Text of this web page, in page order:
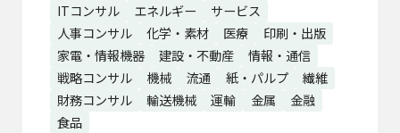
ITコンサル エネルギー
サービス
人事コンサル
化学・素材 医療
印刷・出版
家電・情報機器
建設・不動産
情報・通信
戦略コンサル
機械 流通 紙・パルプ
繊維
財務コンサル
輸送機械 運輸 金属
金融
食品